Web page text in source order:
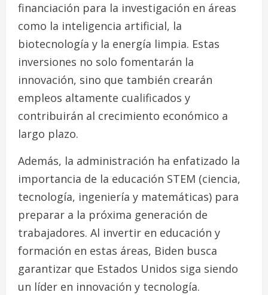
financiación para la investigación en áreas
como la inteligencia artificial, la
biotecnología y la energía limpia. Estas
inversiones no solo fomentarán la
innovación, sino que también crearán
empleos altamente cualificados y
contribuirán al crecimiento económico a
largo plazo.
Además, la administración ha enfatizado la
importancia de la educación STEM (ciencia,
tecnología, ingeniería y matemáticas) para
preparar a la próxima generación de
trabajadores. Al invertir en educación y
formación en estas áreas, Biden busca
garantizar que Estados Unidos siga siendo
un líder en innovación y tecnología.